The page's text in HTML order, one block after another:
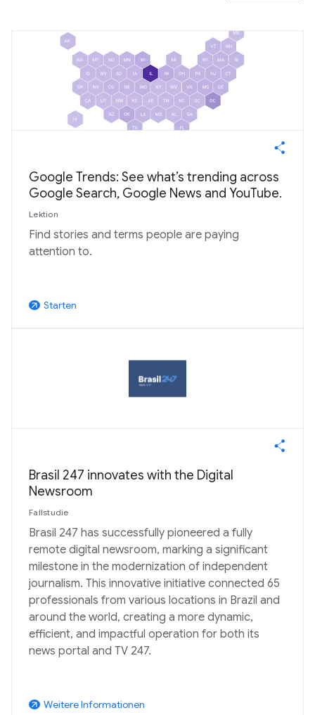
Google Trends: See what’s trending across
Google Search, Google News and YouTube.
Lektion
Find stories and terms people are paying
attention to.
arrow_outward Starten
Brasil 247 innovates with the Digital
Newsroom
Fallstudie
Brasil 247 has successfully pioneered a fully
remote digital newsroom, marking a significant
milestone in the modernization of independent
journalism. This innovative initiative connected 65
professionals from various locations in Brazil and
around the world, creating a more dynamic,
efficient, and impactful operation for both its
news portal and TV 247.
arrow_outward Weitere Informationen